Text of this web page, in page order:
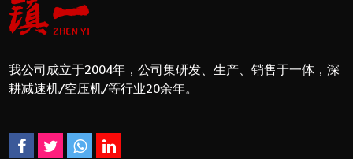
我公司成立于2004年，公司集研发、生产、销售于一体，深
耕减速机/空压机/等行业20余年。